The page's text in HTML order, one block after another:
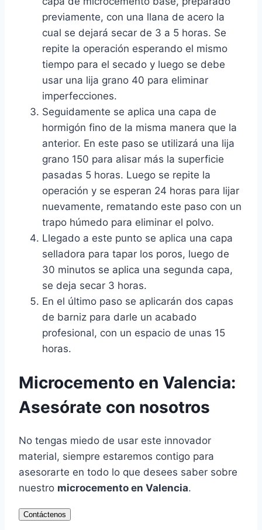
previamente, con una llana de acero la
cual se dejará secar de 3 a 5 horas. Se
repite la operación esperando el mismo
tiempo para el secado y luego se debe
usar una lija grano 40 para eliminar
imperfecciones.
Seguidamente se aplica una capa de
hormigón fino de la misma manera que la
anterior. En este paso se utilizará una lija
grano 150 para alisar más la superficie
pasadas 5 horas. Luego se repite la
operación y se esperan 24 horas para lijar
nuevamente, rematando este paso con un
trapo húmedo para eliminar el polvo.
Llegado a este punto se aplica una capa
selladora para tapar los poros, luego de
30 minutos se aplica una segunda capa,
se deja secar 3 horas.
En el último paso se aplicarán dos capas
de barniz para darle un acabado
profesional, con un espacio de unas 15
horas.
Microcemento en Valencia:
Asesórate con nosotros
No tengas miedo de usar este innovador
material, siempre estaremos contigo para
asesorarte en todo lo que desees saber sobre
nuestro microcemento en Valencia.
Contáctenos